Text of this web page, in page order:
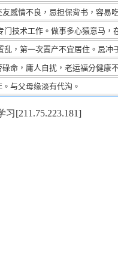
感情不良，忌担保背书，容易
门技术工作。做事多心猿意马，
乱，第一次置产不宜居住。忌冲
命，庸人自扰，老运福分健康
与父母缘淡有代沟。
习[211.75.223.181]